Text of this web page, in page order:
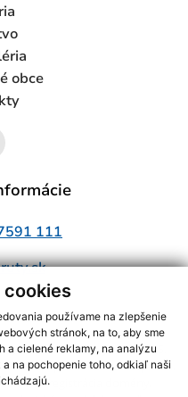
cookies
používame na zlepšenie
stránok, na to, aby sme
a cielené reklamy, na analýzu
na pochopenie toho, odkiaľ naši
obce
111
informácií s využitím RSS
2,Mapa stránok,web portál
,registrácia domény